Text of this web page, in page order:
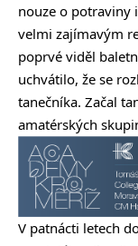
nouze o potraviny
velmi zajímavým
poprvé viděl
uchvátilo, že se
tanečníka. Začal
amatérských
V patnácti letech